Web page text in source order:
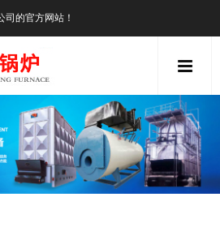
的官方网站！